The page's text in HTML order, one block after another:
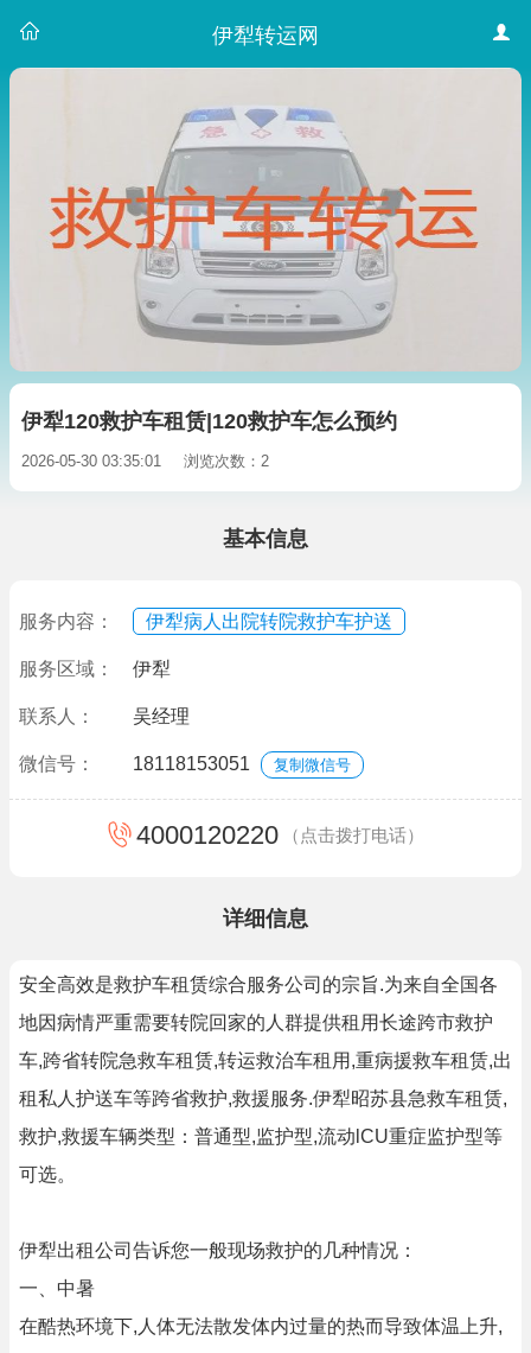
伊犁转运网
伊犁120救护车租赁|120救护车怎么预约
2026-05-30 03:35:01 浏览次数：2
基本信息
服务内容： 伊犁病人出院转院救护车护送
服务区域： 伊犁
联系人： 吴经理
微信号： 18118153051 复制微信号
4000120220 （点击拨打电话）
详细信息
安全高效是救护车租赁综合服务公司的宗旨.为来自全国各
地因病情严重需要转院回家的人群提供租用长途跨市救护
车,跨省转院急救车租赁,转运救治车租用,重病援救车租赁,出
租私人护送车等跨省救护,救援服务.伊犁昭苏县急救车租赁,
救护,救援车辆类型：普通型,监护型,流动lCU重症监护型等
可选。
伊犁出租公司告诉您一般现场救护的几种情况：
一、中暑
在酷热环境下,人体无法散发体内过量的热而导致体温上升,